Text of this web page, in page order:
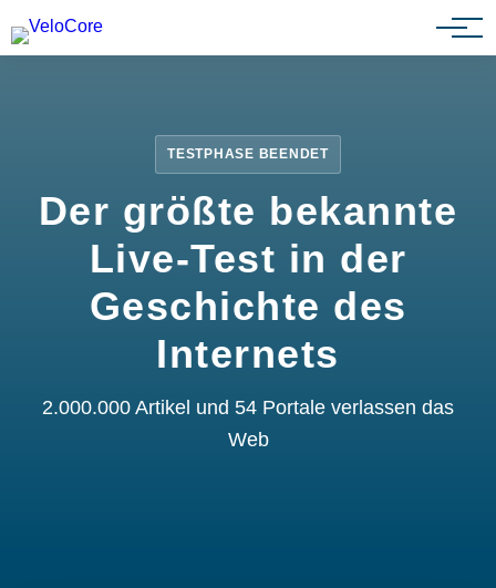
Partnerprogramm
TESTPHASE BEENDET
Der größte bekannte
Live-Test in der
Geschichte des
Internets
2.000.000 Artikel und 54 Portale verlassen das
Web